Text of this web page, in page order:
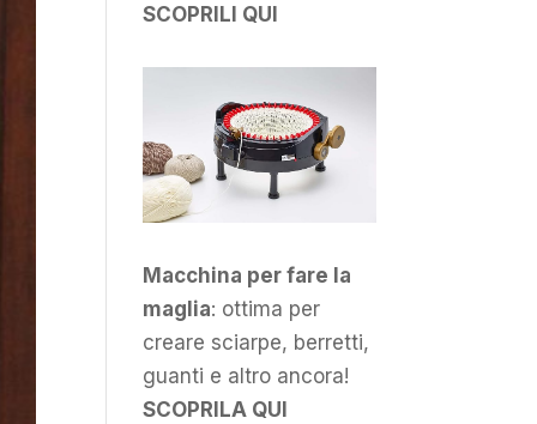
SCOPRILI QUI
Macchina per fare la
maglia: ottima per
creare sciarpe, berretti,
guanti e altro ancora!
SCOPRILA QUI